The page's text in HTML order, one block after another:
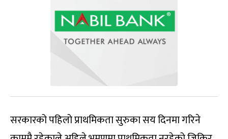
सरकारको पहिलो प्राथमिकता सुरुका सय दिनमा गरिने